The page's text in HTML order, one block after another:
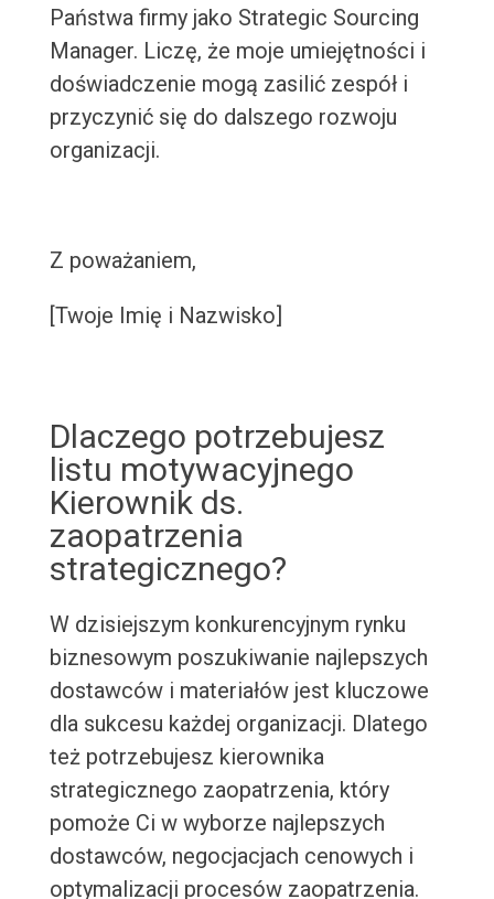
Państwa firmy jako Strategic Sourcing
Manager. Liczę, że moje umiejętności i
doświadczenie mogą zasilić zespół i
przyczynić się do dalszego rozwoju
organizacji.
Z poważaniem,
[Twoje Imię i Nazwisko]
Dlaczego potrzebujesz
listu motywacyjnego
Kierownik ds.
zaopatrzenia
strategicznego?
W dzisiejszym konkurencyjnym rynku
biznesowym poszukiwanie najlepszych
dostawców i materiałów jest kluczowe
dla sukcesu każdej organizacji. Dlatego
też potrzebujesz kierownika
strategicznego zaopatrzenia, który
pomoże Ci w wyborze najlepszych
dostawców, negocjacjach cenowych i
optymalizacji procesów zaopatrzenia.